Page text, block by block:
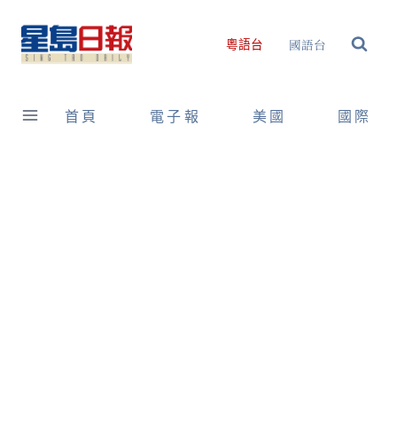
content
粵語台 國語台
首頁 電子報 美國 國際